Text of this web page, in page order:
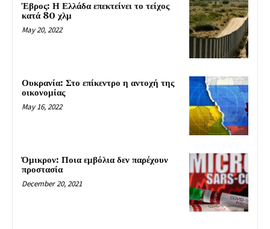
Έβρος: Η Ελλάδα επεκτείνει το τείχος
κατά 80 χλμ
May 20, 2022
Ουκρανία: Στο επίκεντρο η αντοχή της
οικονομίας
May 16, 2022
Όμικρον: Ποια εμβόλια δεν παρέχουν
προστασία
December 20, 2021